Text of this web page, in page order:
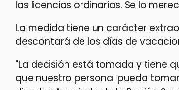
las licencias ordinarias. Se lo
La medida tiene un carácter
descontará de los días de
"La decisión está tomada y tiene
que nuestro personal pueda